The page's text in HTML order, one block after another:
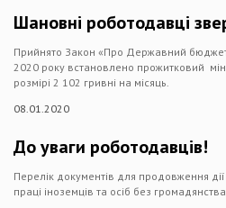
Шановні роботодавці
Прийнято Закон «Про Державний бюджет
2020 року встановлено прожитковий
розмірі 2 102 гривні на місяць.
08.01.2020
До уваги роботодавців!
Перелік документів для продовження
праці іноземців та осіб без громадянства